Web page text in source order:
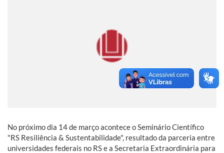
No próximo dia 14 de março acontece o Seminário Científico
"RS Resiliência & Sustentabilidade", resultado da parceria entre
universidades federais no RS e a Secretaria Extraordinária para